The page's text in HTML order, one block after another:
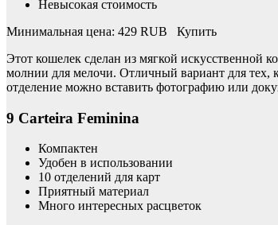
Невысокая стоимость
Минимальная цена: 429 RUB Купить
Этот кошелек сделан из мягкой
молнии для мелочи. Отличный вариант для тех,
отделение можно вставить фотографию или
9 Carteira Feminina
Компактен
Удобен в использовании
10 отделений для карт
Приятный материал
Много интересных расцветок